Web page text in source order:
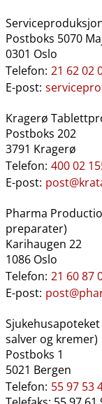
Postboks 5070
0301 Oslo
Telefon: 21 62 02
E-post:
Kragerø
Postboks 202
3791 Kragerø
Telefon: 400 02
E-post:
Pharma
preparater)
Karihaugen 22
1086 Oslo
Telefon: 21 60 87
E-post:
salver og kremer)
Postboks 1
5021 Bergen
Telefon: 55 97 53